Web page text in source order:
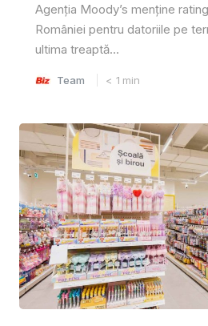
Agenția Moody’s menține
României pentru datoriile pe
ultima treaptă...
Team < 1 min